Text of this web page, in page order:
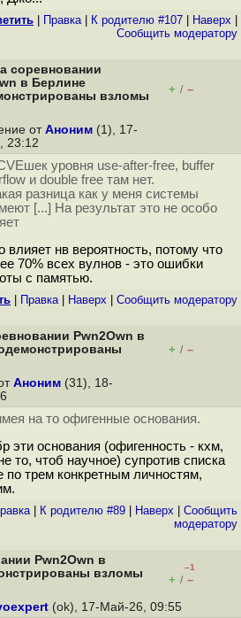
Правка| К родителю #107 Наверх
Cообщить модератору
соревновании
в Берлине
взломы
+ / –
от Аноним (1), 17-
23:12
уровня use-after-free, buffer
и double free там нет.
разница как у меня системы
[...] На результат это не особо
влияет нв вероятность, потому что
70% всех вулнов - это ошибки
с памятью.
Правка| Наверх Cообщить модератору
Pwn2Own в
+ / –
Аноним (31), 18-
на то офигенные основания.
эти основания (офигенность - кхм,
то, чтоб научное) супротив списка
по трем конкретным личностям,
| К родителю #89 Наверх
Cообщить
модератору
Pwn2Own в
взломы
–1
+ / –
(ok), 17-Май-26, 09:55